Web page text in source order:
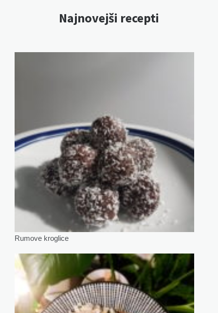
Najnovejši recepti
Rumove kroglice